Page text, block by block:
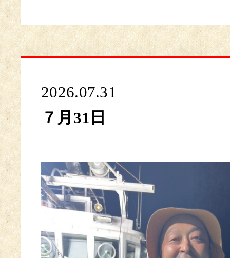
2026.07.31
７月31日